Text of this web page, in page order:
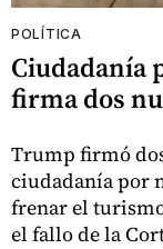
POLÍTICA
Ciudadanía
firma dos
Trump firmó
ciudadanía por
frenar el
el fallo de la